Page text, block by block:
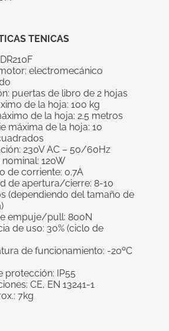
TENICAS
electromecánico
puertas de libro de 2 hojas
de la hoja: 100 kg
de la hoja: 2.5 metros
máxima de la hoja: 10
230V AC – 50/60Hz
nominal: 120W
de corriente: 0.7A
de apertura/cierre: 8-10
(dependiendo del tamaño de
empuje/pull: 800N
de uso: 30% (ciclo de
de funcionamiento: -20ºC
protección: IP55
CE, EN 13241-1
7kg